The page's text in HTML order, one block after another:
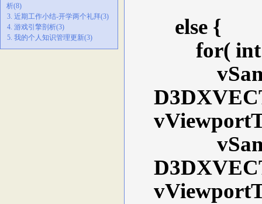
析(8)
3. 近期工作小结-开学两个礼拜(3)
4. 游戏引擎剖析(3)
5. 我的个人知识管理更新(3)
else {
for( int i